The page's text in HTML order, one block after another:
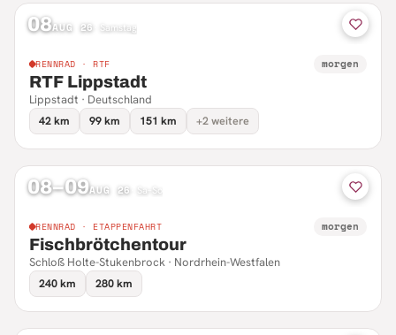
08AUG 26 Samstag
RENNRAD · RTF morgen
RTF Lippstadt
Lippstadt · Deutschland
42 km
99 km 151 km +2 weitere
08–09AUG 26 Sa–So
RENNRAD · ETAPPENFAHRT morgen
Fischbrötchentour
Schloß Holte-Stukenbrock · Nordrhein-Westfalen
240 km
280 km